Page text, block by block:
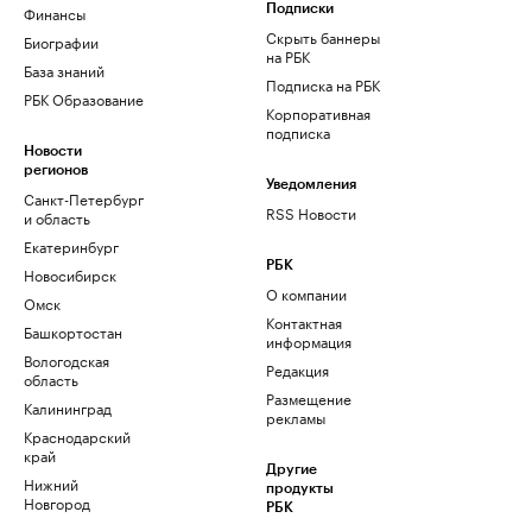
Финансы
Биографии
База знаний
РБК Образование
Новости
регионов
Санкт-Петербург
и область
Екатеринбург
Новосибирск
Омск
Башкортостан
Вологодская
область
Калининград
Краснодарский
край
Нижний
Новгород
Подписки
Скрыть баннеры
на РБК
Подписка на РБК
Корпоративная
подписка
Уведомления
RSS Новости
РБК
О компании
Контактная
информация
Редакция
Размещение
рекламы
Другие
продукты
РБК